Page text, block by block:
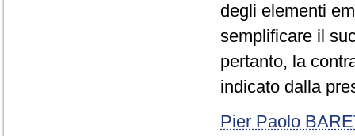
degli elementi
semplificare il
pertanto, la
indicato dalla
Pier Paolo